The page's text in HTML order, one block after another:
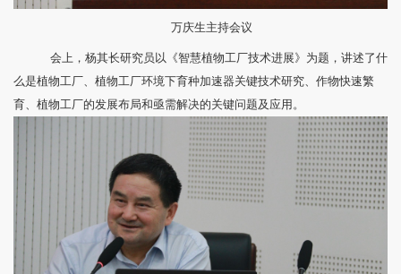
万庆生主持会议
会上，杨其长研究员以《智慧植物工厂技术进展》为题，讲述了什
么是植物工厂、植物工厂环境下育种加速器关键技术研究、作物快速繁
育、植物工厂的发展布局和亟需解决的关键问题及应用。